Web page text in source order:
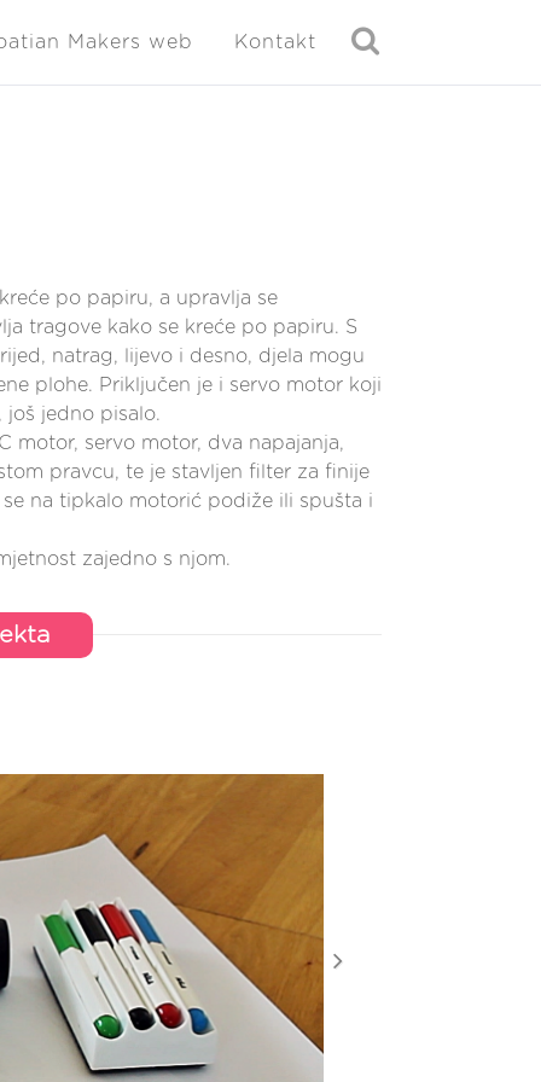
Makers web Kontakt
po papiru, a upravlja se
tragove kako se kreće po papiru. S
natrag, lijevo i desno, djela mogu
plohe. Priključen je i servo motor koji
jedno pisalo.
motor, servo motor, dva napajanja,
pravcu, te je stavljen filter za finije
na tipkalo motorić podiže ili spušta i
zajedno s njom.